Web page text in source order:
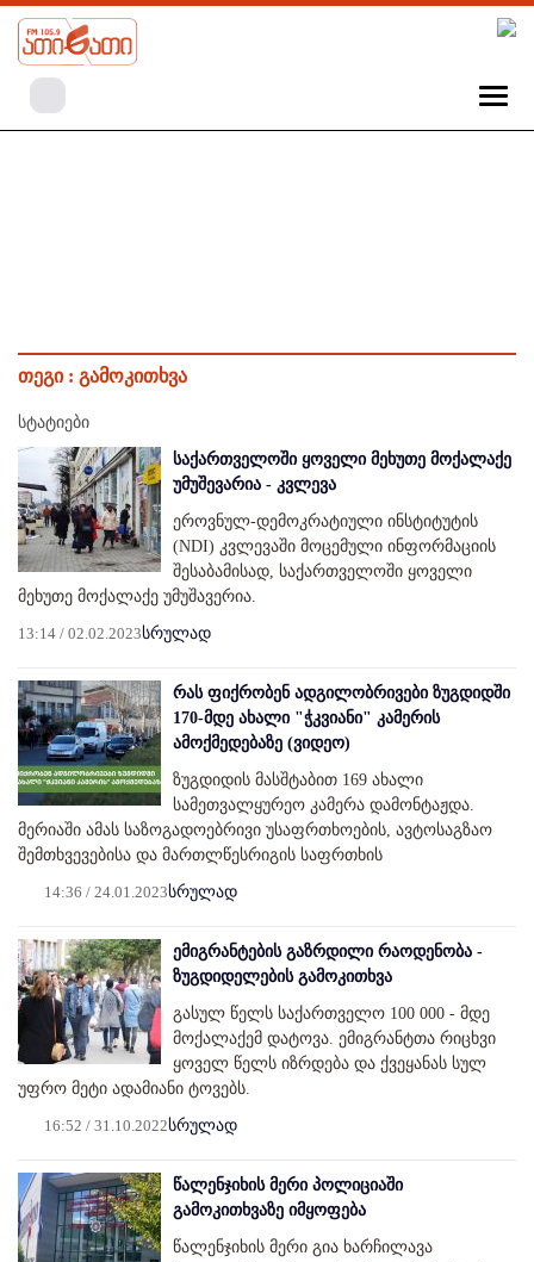
თეგი : გამოკითხვა
სტატიები
საქართველოში ყოველი მეხუთე მოქალაქე
უმუშევარია - კვლევა
ეროვნულ-დემოკრატიული ინსტიტუტის
(NDI) კვლევაში მოცემული ინფორმაციის
შესაბამისად, საქართველოში ყოველი
მეხუთე მოქალაქე უმუშავერია.
13:14 / 02.02.2023სრულად
რას ფიქრობენ ადგილობრივები ზუგდიდში
170-მდე ახალი "ჭკვიანი" კამერის
ამოქმედებაზე (ვიდეო)
ზუგდიდის მასშტაბით 169 ახალი
სამეთვალყურეო კამერა დამონტაჟდა.
მერიაში ამას საზოგადოებრივი უსაფრთხოების, ავტოსაგზაო
შემთხვევებისა და მართლწესრიგის საფრთხის
14:36 / 24.01.2023სრულად
ემიგრანტების გაზრდილი რაოდენობა -
ზუგდიდელების გამოკითხვა
გასულ წელს საქართველო 100 000 - მდე
მოქალაქემ დატოვა. ემიგრანტთა რიცხვი
ყოველ წელს იზრდება და ქვეყანას სულ
უფრო მეტი ადამიანი ტოვებს.
16:52 / 31.10.2022სრულად
წალენჯიხის მერი პოლიციაში
გამოკითხვაზე იმყოფება
წალენჯიხის მერი გია ხარჩილავა